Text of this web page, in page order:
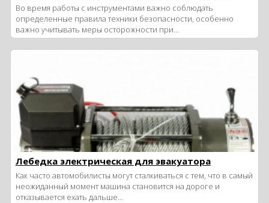
Во время работы с инструментами важно соблюдать
определенные правила техники безопасности, особенно
важно учитывать меры осторожности при…
Лебедка электрическая для эвакуатора
Как часто автомобилисты могут сталкиваться с тем, что в самый
неожиданный момент машина становится на дороге и
отказывается ехать дальше…